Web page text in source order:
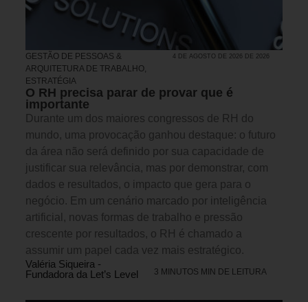
GESTÃO DE PESSOAS &
ARQUITETURA DE TRABALHO,
ESTRATÉGIA
4 DE AGOSTO DE 2026 DE 2026
O RH precisa parar de provar que é
importante
Durante um dos maiores congressos de RH do
mundo, uma provocação ganhou destaque: o futuro
da área não será definido por sua capacidade de
justificar sua relevância, mas por demonstrar, com
dados e resultados, o impacto que gera para o
negócio. Em um cenário marcado por inteligência
artificial, novas formas de trabalho e pressão
crescente por resultados, o RH é chamado a
assumir um papel cada vez mais estratégico.
Valéria Siqueira -
Fundadora da Let’s Level
3 MINUTOS MIN DE LEITURA